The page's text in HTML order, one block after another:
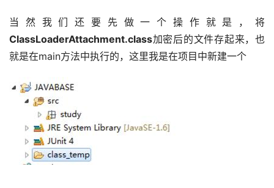
当然我们还要先做一个操作就是，将
ClassLoaderAttachment.class加密后的文件存起来，也
就是在main方法中执行的，这里我是在项目中新建一个